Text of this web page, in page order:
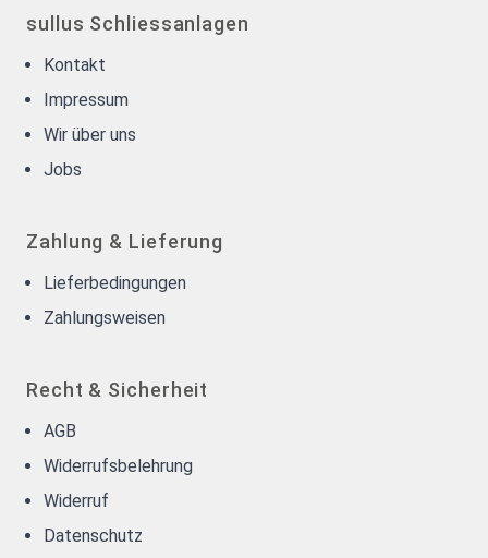
sullus Schliessanlagen
Kontakt
Impressum
Wir über uns
Jobs
Zahlung & Lieferung
Lieferbedingungen
Zahlungsweisen
Recht & Sicherheit
AGB
Widerrufsbelehrung
Widerruf
Datenschutz